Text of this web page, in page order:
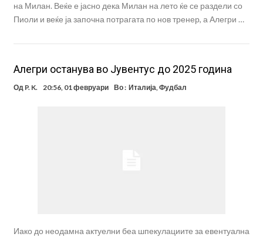
на Милан. Веќе е јасно дека Милан на лето ќе се раздели со
Пиоли и веќе ја започна потрагата по нов тренер, а Алегри …
Алегри останува во Јувентус до 2025 година
Од P. K. 20:56, 01 февруари Во : Италија,Фудбал
Иако до неодамна актуелни беа шпекулациите за евентуална